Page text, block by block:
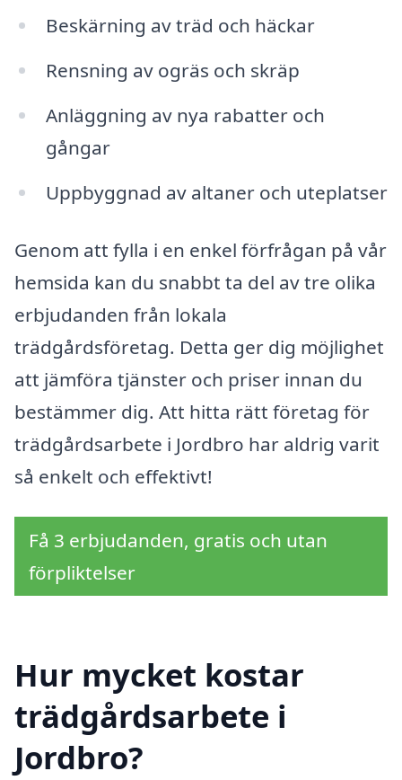
Beskärning av träd och häckar
Rensning av ogräs och skräp
Anläggning av nya rabatter och
gångar
Uppbyggnad av altaner och uteplatser
Genom att fylla i en enkel förfrågan på vår
hemsida kan du snabbt ta del av tre olika
erbjudanden från lokala
trädgårdsföretag. Detta ger dig möjlighet
att jämföra tjänster och priser innan du
bestämmer dig. Att hitta rätt företag för
trädgårdsarbete i Jordbro har aldrig varit
så enkelt och effektivt!
Få 3 erbjudanden, gratis och utan
förpliktelser
Hur mycket kostar
trädgårdsarbete i
Jordbro?